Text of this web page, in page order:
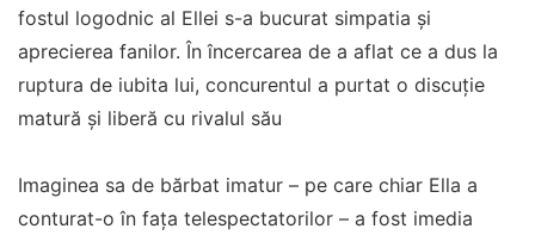
fostul logodnic al Ellei s-a bucurat simpatia și
aprecierea fanilor. În încercarea de a aflat ce a dus la
ruptura de iubita lui, concurentul a purtat o discuție
matură și liberă cu rivalul său
Imaginea sa de bărbat imatur – pe care chiar Ella a
conturat-o în fața telespectatorilor – a fost imedia